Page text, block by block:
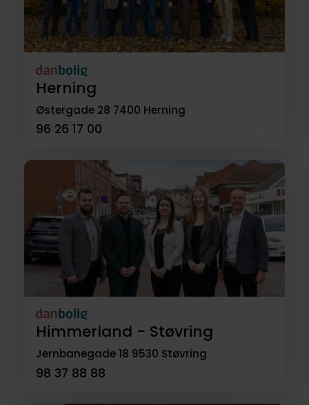
Herning
Østergade 28 7400 Herning
96 26 17 00
Himmerland - Støvring
Jernbanegade 18 9530 Støvring
98 37 88 88